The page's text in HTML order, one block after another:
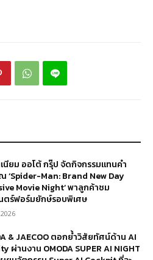
นียม ออโต้ กรุ๊ป จัดกิจกรรมแทนคำ
‘Spider-Man: Brand New Day
Movie Night’ พาลูกค้าชม
ตร์ฟอร์มยักษ์รอบพิเศษ
& JAECOO ตอกย้ำวิสัยทัศน์ด้าน AI
ผ่านงาน OMODA SUPER AI NIGHT